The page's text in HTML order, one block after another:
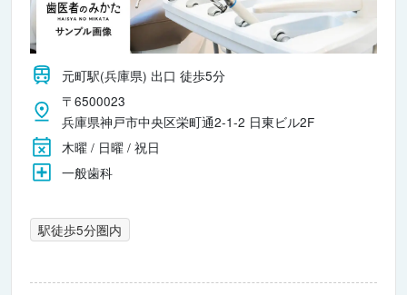
元町駅(兵庫県) 出口 徒歩5分
〒6500023
兵庫県神戸市中央区栄町通2-1-2 日東ビル2F
木曜 / 日曜 / 祝日
一般歯科
駅徒歩5分圏内